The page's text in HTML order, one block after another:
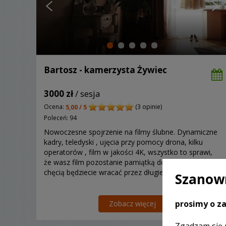
Bartosz - kamerzysta Żywiec
3000 zł/ sesja
Ocena: 5,00 / 5
(3 opinie)
Poleceń: 94
Nowoczesne spojrzenie na filmy ślubne. Dynamiczne
kadry, teledyski , ujęcia przy pomocy drona, kilku
operatorów , film w jakości 4K, wszystko to sprawi,
że wasz film pozostanie pamiątką do której z
chęcią będziecie wracać przez długie lata.
Zobacz więcej
prosimy o